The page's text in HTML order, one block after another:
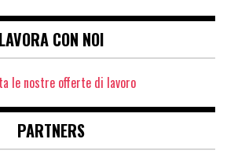
LAVORA CON NOI
le nostre offerte di lavoro
PARTNERS